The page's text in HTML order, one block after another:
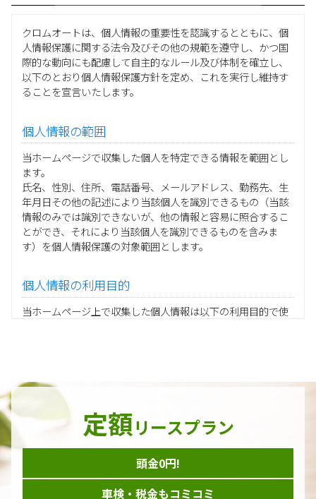
クロムオートは、個人情報の重要性を認識するとともに、個
人情報保護に関する法令及びその他の規範を遵守し、かつ国
際的な動向にも配慮して自主的なルール及び体制を確立し、
以下のとおり個人情報保護方針を定め、これを実行し維持す
ることを宣言いたします。
個人情報の範囲
当ホームページで収集した個人を特定できる情報を範囲とし
ます。
氏名、性別、住所、電話番号、メールアドレス、勤務先、生
年月日その他の記述により当該個人を識別できるもの（当該
情報のみでは識別できないが、他の情報と容易に照合するこ
とができ、それにより当該個人を識別できるものを含みま
す）を個人情報保護の対象範囲とします。
個人情報の利用目的
当ホームページ上で収集した個人情報は以下の利用目的で使
当グループの業務に従事する協力会社様担当者の識別
当グループ内で共同利用する人事関連システムの運用
ダイレクトメール等を利用したアンケート・キャンペーン
などの意見・情報の調査
当ホームページはサービスに関するお問い合わせやご質問、
定額リースプラン
頭金0円!
車検・税金もコミコミ